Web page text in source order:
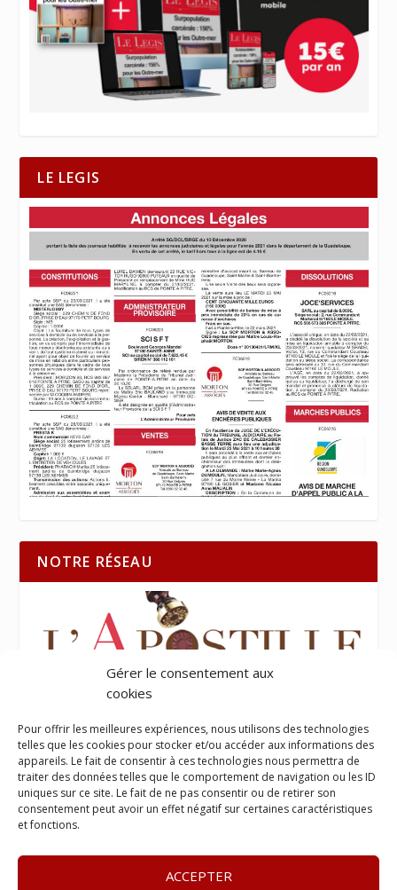
Gérer le consentement aux
cookies
Pour offrir les meilleures expériences, nous utilisons des technologies
telles que les cookies pour stocker et/ou accéder aux informations des
appareils. Le fait de consentir à ces technologies nous permettra de
traiter des données telles que le comportement de navigation ou les ID
uniques sur ce site. Le fait de ne pas consentir ou de retirer son
consentement peut avoir un effet négatif sur certaines caractéristiques
et fonctions.
ACCEPTER
LE LEGIS
NOTRE RÉSEAU